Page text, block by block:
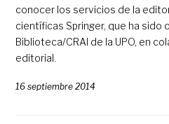
conocer los servicios de la
científicas Springer, que ha sido
Biblioteca/CRAI de la UPO, en
editorial.
16 septiembre 2014